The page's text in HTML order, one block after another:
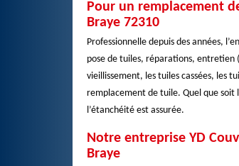
Pour un remplacement
Braye 72310
Professionnelle depuis des années,
pose de tuiles, réparations, entretien
vieillissement, les tuiles cassées, les
remplacement de tuile. Quel que
l’étanchéité est assurée.
Notre entreprise YD
Braye